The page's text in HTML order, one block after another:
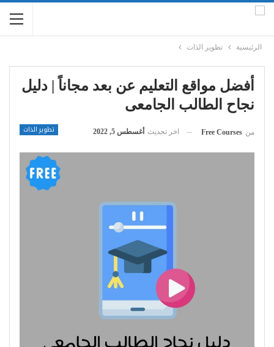
الرئيسية تطوير الذات
أفضل مواقع التعليم عن بعد مجاناً | دليل
نجاح الطالب الجامعى
تطوير الذات من Free Courses اخر تحديث أغسطس 5, 2022